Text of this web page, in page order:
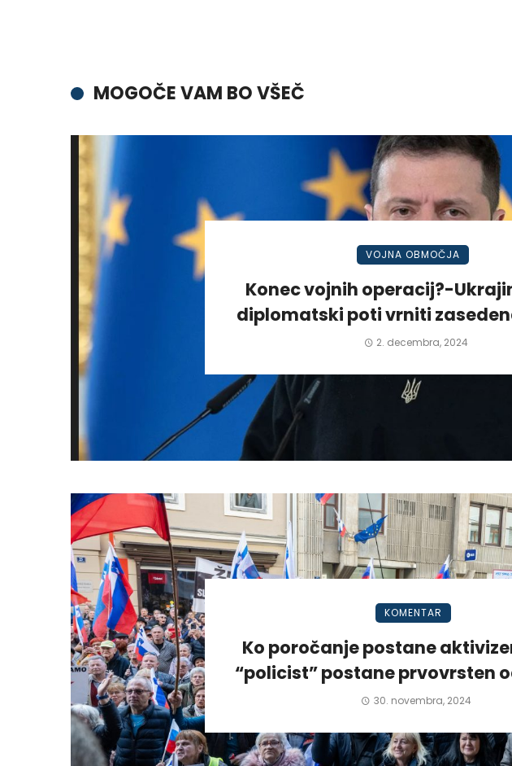
MOGOČE VAM BO VŠEČ
VOJNA OBMOČJA
Konec vojnih operacij?-
diplomatski poti vrniti
2. decembra, 2024
KOMENTAR
Ko poročanje postane
“policist” postane prvovrsten
30. novembra, 2024